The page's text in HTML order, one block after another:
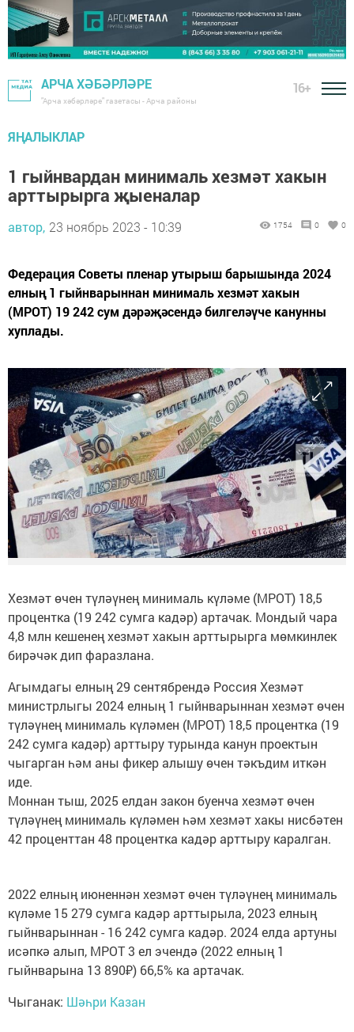
АРЧА ХӘБӘРЛӘРЕ
"Арча хәбәрләре" газетасы - Арча районы
16+
ЯҢАЛЫКЛАР
1 гыйнвардан минималь хезмәт хакын
арттырырга җыеналар
автор, 23 ноябрь 2023 - 10:39 1754 0 0
Федерация Советы пленар утырыш барышында 2024
елның 1 гыйнварыннан минималь хезмәт хакын
(МРОТ) 19 242 сум дәрәҗәсендә билгеләүче канунны
хуплады.
Хезмәт өчен түләүнең минималь күләме (МРОТ) 18,5
процентка (19 242 сумга кадәр) артачак. Мондый чара
4,8 млн кешенең хезмәт хакын арттырырга мөмкинлек
бирәчәк дип фаразлана.
Агымдагы елның 29 сентябрендә Россия Хезмәт
министрлыгы 2024 елның 1 гыйнварыннан хезмәт өчен
түләүнең минималь күләмен (МРОТ) 18,5 процентка (19
242 сумга кадәр) арттыру турында канун проектын
чыгарган һәм аны фикер алышу өчен тәкъдим иткән
иде.
Моннан тыш, 2025 елдан закон буенча хезмәт өчен
түләүнең минималь күләмен һәм хезмәт хакы нисбәтен
42 проценттан 48 процентка кадәр арттыру каралган.
2022 елның июненнән хезмәт өчен түләүнең минималь
күләме 15 279 сумга кадәр арттырыла, 2023 елның
гыйнварыннан - 16 242 сумга кадәр. 2024 елда артуны
исәпкә алып, МРОТ 3 ел эчендә (2022 елның 1
гыйнварына 13 890₽) 66,5% ка артачак.
Чыганак: Шәһри Казан